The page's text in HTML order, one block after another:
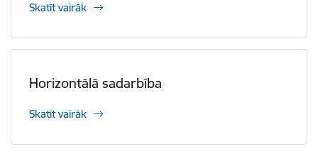
Skatīt vairāk
Horizontālā sadarbība
Skatīt vairāk